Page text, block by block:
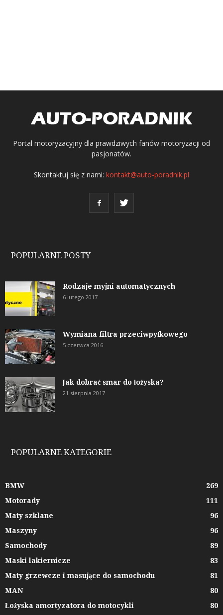
Portal motoryzacyjny dla prawdziwych fanów motoryzacji od
pasjonatów.
Skontaktuj się z nami: kontakt@auto-poradnik.pl
POPULARNE POSTY
Rodzaje myjni automatycznych
6 lutego 2017
Wymiana filtra przeciwpyłkowego
5 czerwca 2016
Jak dobrać smar do łożyska?
21 sierpnia 2017
POPULARNE KATEGORIE
BMW
269
Motorady
111
Maty szklane
96
Maszyny
96
Samochody
89
Maski lakiernicze
83
Maty grzewcze i masujące do samochodu
81
MAN
80
Łożyska amortyzatora do motocykli
80